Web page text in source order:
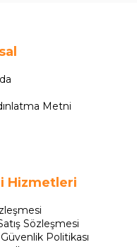
Metni
Hizmetleri
Sözleşmesi
Politikası